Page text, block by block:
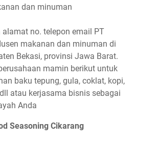
dan minuman
alamat no. telepon email PT
makanan dan minuman di
Bekasi, provinsi Jawa Barat.
mamin berikut untuk
baku tepung, gula, coklat, kopi,
atau kerjasama bisnis sebagai
Anda
Seasoning Cikarang